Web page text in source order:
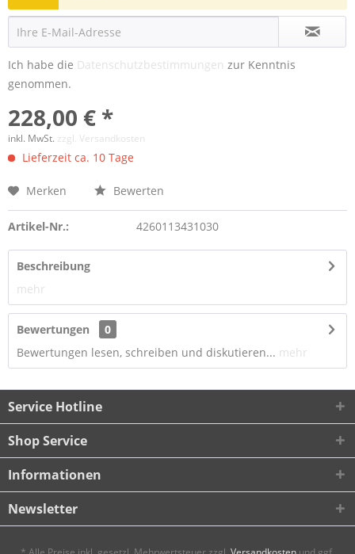
Ich habe die Datenschutzbestimmungen zur Kenntnis
genommen.
228,00 € *
inkl. MwSt. zzgl. Versandkosten
Lieferzeit ca. 10 Tage
Merken Bewerten
Artikel-Nr.: 4260113431030
Beschreibung
mehr
Bewertungen
0
Bewertungen lesen, schreiben und diskutieren... mehr
Service Hotline
Shop Service
Informationen
Newsletter